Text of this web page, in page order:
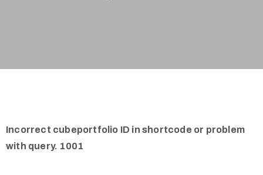
Incorrect cubeportfolio ID in shortcode or problem
with query. 1001